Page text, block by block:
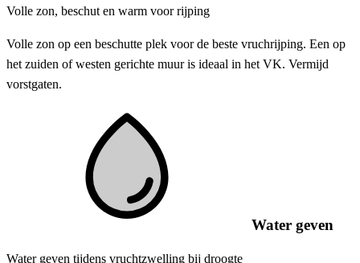
Volle zon, beschut en warm voor rijping
Volle zon op een beschutte plek voor de beste vruchrijping. Een op
het zuiden of westen gerichte muur is ideaal in het VK. Vermijd
vorstgaten.
Water geven
Water geven tijdens vruchtzwelling bij droogte